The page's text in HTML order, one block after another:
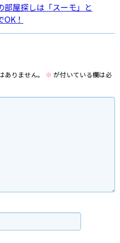
部屋探しは「スーモ」と
OK！
りません。 ※ が付いている欄は必